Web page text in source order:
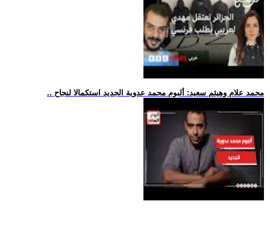
.. محمد علام وهيثم سعيد: ألبوم محمد عدوية الجديد استكمالا لنجاح